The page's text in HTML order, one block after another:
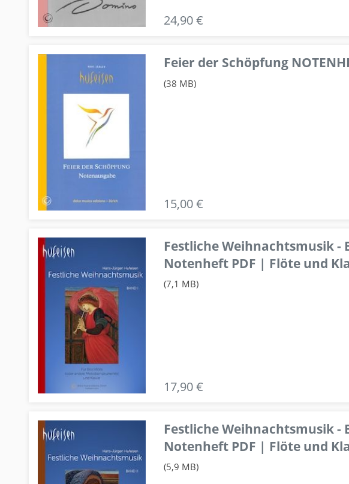
24,90 €
Feier der Schöpfung
(38 MB)
15,00 €
Festliche Weihnachtsmusik -
Notenheft PDF | Flöte und
(7,1 MB)
17,90 €
Festliche Weihnachtsmusik -
Notenheft PDF | Flöte und
(5,9 MB)